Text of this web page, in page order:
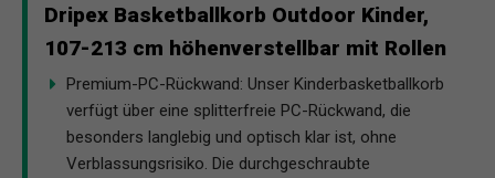
Dripex Basketballkorb Outdoor Kinder,
107-213 cm höhenverstellbar mit Rollen
Premium-PC-Rückwand: Unser Kinderbasketballkorb
verfügt über eine splitterfreie PC-Rückwand, die
besonders langlebig und optisch klar ist, ohne
Verblassungsrisiko. Die durchgeschraubte